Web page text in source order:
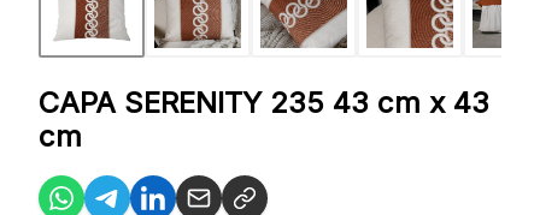
CAPA SERENITY 235 43 cm x 43
cm